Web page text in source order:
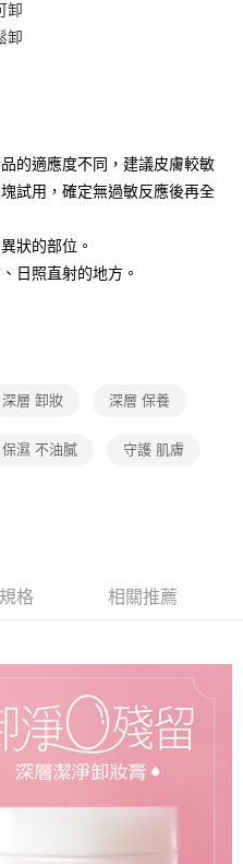
卸
卸
的適應度不同，建議皮膚較敏
試用，確定無過敏反應後再全
狀的部位。
日照直射的地方。
深層 卸妝 深層 保養
保濕 不油膩 守護 肌膚
格 相關推薦